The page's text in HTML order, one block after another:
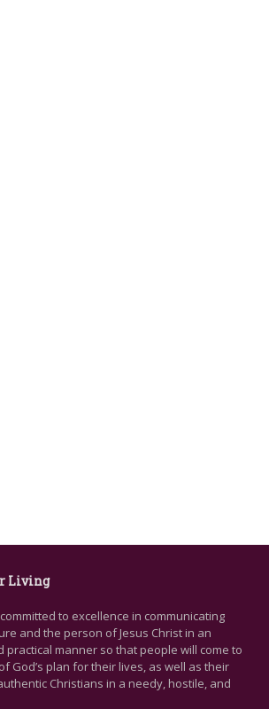
Living
to excellence in communicating
and the person of Jesus Christ in an
practical manner so that people will come to
God’s plan for their lives, as well as their
Christians in a needy, hostile, and